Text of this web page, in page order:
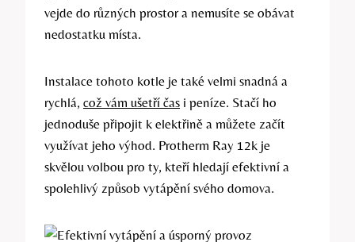
vejde do různých prostor ⁢a ‍nemusíte se ⁣obávat
nedostatku místa.
Instalace tohoto kotle je‍ také velmi snadná a
rychlá, ⁢ což vám ušetří čas i peníze.⁢ Stačí ho
jednoduše připojit k elektřině a‍ můžete začít
využívat⁣ jeho výhod.‍ Protherm Ray 12k je
skvělou volbou⁣ pro ​ty, ⁢kteří hledají efektivní a
spolehlivý způsob vytápění svého⁢ domova.